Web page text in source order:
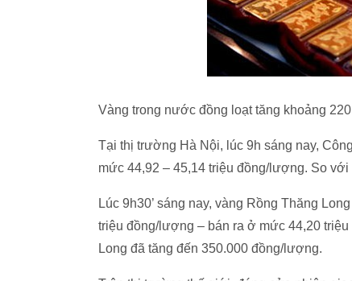
Vàng trong nước đồng loạt tăng khoảng
Tại thị trường Hà Nội, lúc 9h sáng nay,
mức 44,92 – 45,14 triệu đồng/lượng. So
Lúc 9h30’ sáng nay, vàng Rồng Thăng
triệu đồng/lượng – bán ra ở mức 44,20
Long đã tăng đến 350.000 đồng/lượng.